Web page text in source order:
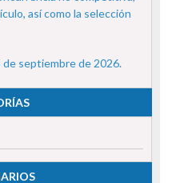
así como la selección
de septiembre de 2026.